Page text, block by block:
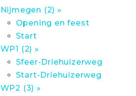
Nijmegen (2) »
Opening en feest
Start
WP1 (2) »
Sfeer-Driehuizerweg
Start-Driehuizerweg
WP2 (3) »